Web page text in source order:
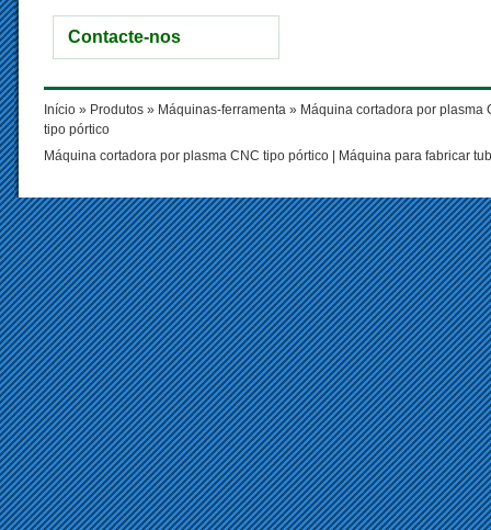
Contacte-nos
Início » Produtos » Máquinas-ferramenta » Máquina cortadora por plasma
tipo pórtico
Máquina cortadora por plasma CNC tipo pórtico
Máquina para fabricar